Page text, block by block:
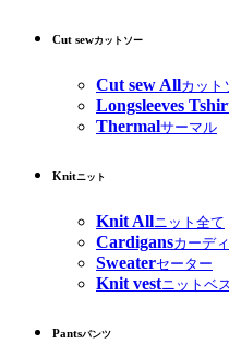
Cut sewカットソー
Cut sew Allカット
Longsleeves
Thermalサーマル
Knitニット
Knit Allニット全て
Cardigansカーデ
Sweaterセーター
Knit vestニットベ
Pantsパンツ